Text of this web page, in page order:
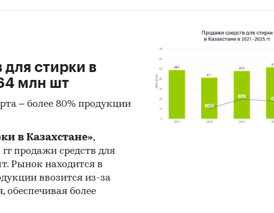
СМИ
аналитические порталы
исследование. Поиск и анализ
источников, проведение расчетов.
ГидМаркет. Современные статистические
стирки в
млн шт
– более 80% продукции
в Казахстане»,
продажи средств для
Рынок находится в
ввозится из-за
более